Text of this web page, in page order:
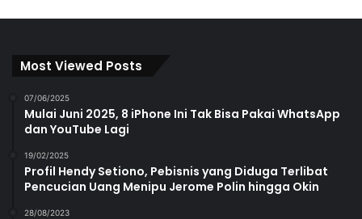
Most Viewed Posts
07/06/2025
Mulai Juni 2025, 8 iPhone Ini Tak Bisa Pakai WhatsApp
dan YouTube Lagi
19/02/2025
Profil Hendy Setiono, Pebisnis yang Diduga Terlibat
Pencucian Uang Menipu Jerome Polin hingga Okin
28/08/2023